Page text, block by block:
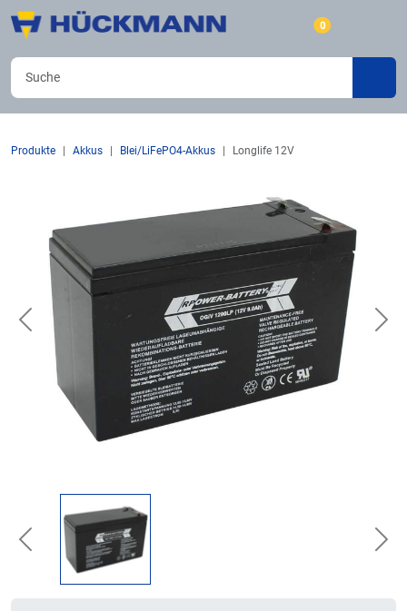
0
Produkte Akkus Blei/LiFePO4-Akkus Longlife 12V
Previous
Previous